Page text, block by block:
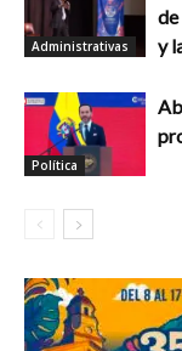
Administrativas
y
Política